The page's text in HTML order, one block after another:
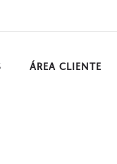
ÁREA CLIENTE